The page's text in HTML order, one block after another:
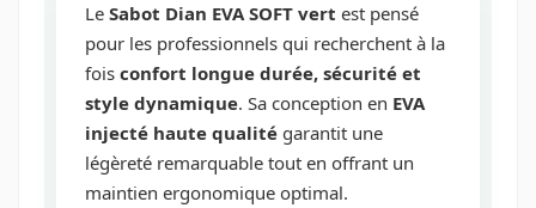
Le Sabot Dian EVA SOFT vert est pensé
pour les professionnels qui recherchent à la
fois confort longue durée, sécurité et
style dynamique. Sa conception en EVA
injecté haute qualité garantit une
légèreté remarquable tout en offrant un
maintien ergonomique optimal.